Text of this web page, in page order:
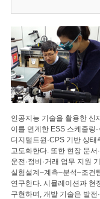
인공지능 기술을 활용한 신
이를 연계한 ESS 스케줄링
디지털트윈·CPS 기반 상
고도화한다. 또한 현장 문
운전·정비·거래 업무 지원
실험설계–계측–분석–조건
연구한다. 시뮬레이션과 현
구현하며, 개발 기술은 발전